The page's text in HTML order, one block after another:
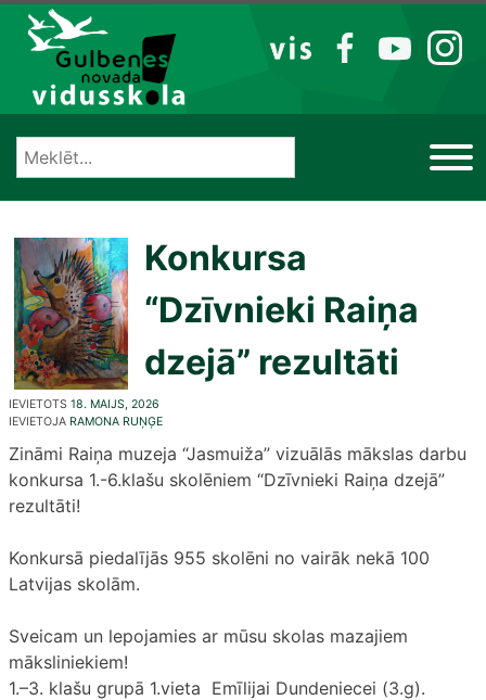
Izlaist
VIS
FB YT IG
Konkursa
“Dzīvnieki Raiņa
dzejā” rezultāti
IEVIETOTS 18. MAIJS, 2026
IEVIETOJA RAMONA RUŅĢE
Zināmi Raiņa muzeja “Jasmuiža” vizuālās mākslas darbu
konkursa 1.-6.klašu skolēniem “Dzīvnieki Raiņa dzejā”
rezultāti!
Konkursā piedalījās 955 skolēni no vairāk nekā 100
Latvijas skolām.
Sveicam un lepojamies ar mūsu skolas mazajiem
māksliniekiem!
1.–3. klašu grupā 1.vieta Emīlijai Dundeniecei (3.g).